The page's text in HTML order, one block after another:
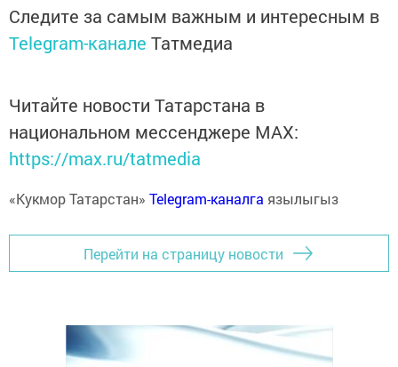
Следите за самым важным и интересным в
Telegram-канале Татмедиа
Читайте новости Татарстана в
национальном мессенджере MАХ:
https://max.ru/tatmedia
«Кукмор Татарстан» Telegram-каналга язылыгыз
Перейти на страницу новости